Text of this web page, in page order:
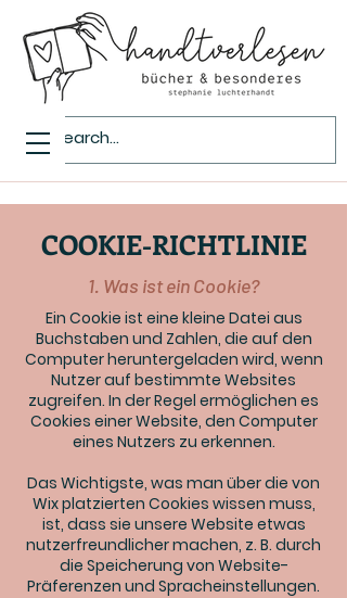
COOKIE-RICHTLINIE
1. Was ist ein Cookie?
Ein Cookie ist eine kleine Datei aus
Buchstaben und Zahlen, die auf den
Computer heruntergeladen wird, wenn
Nutzer auf bestimmte Websites
zugreifen. In der Regel ermöglichen es
Cookies einer Website, den Computer
eines Nutzers zu erkennen.
Das Wichtigste, was man über die von
Wix platzierten Cookies wissen muss,
ist, dass sie unsere Website etwas
nutzerfreundlicher machen, z. B. durch
die Speicherung von Website-
Präferenzen und Spracheinstellungen.